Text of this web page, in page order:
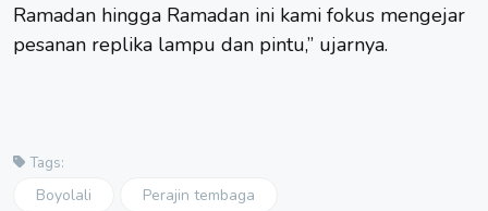
Ramadan hingga Ramadan ini kami fokus mengejar
pesanan replika lampu dan pintu,” ujarnya.
Tags:
Boyolali
Perajin tembaga